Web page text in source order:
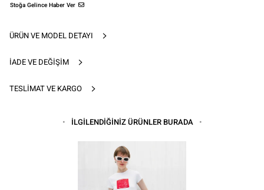
ÜRÜN VE MODEL DETAYI
İADE VE DEĞIŞIM
TESLIMAT VE KARGO
Stoğa Gelince Haber Ver
İLGİLENDİĞİNİZ ÜRÜNLER BURADA